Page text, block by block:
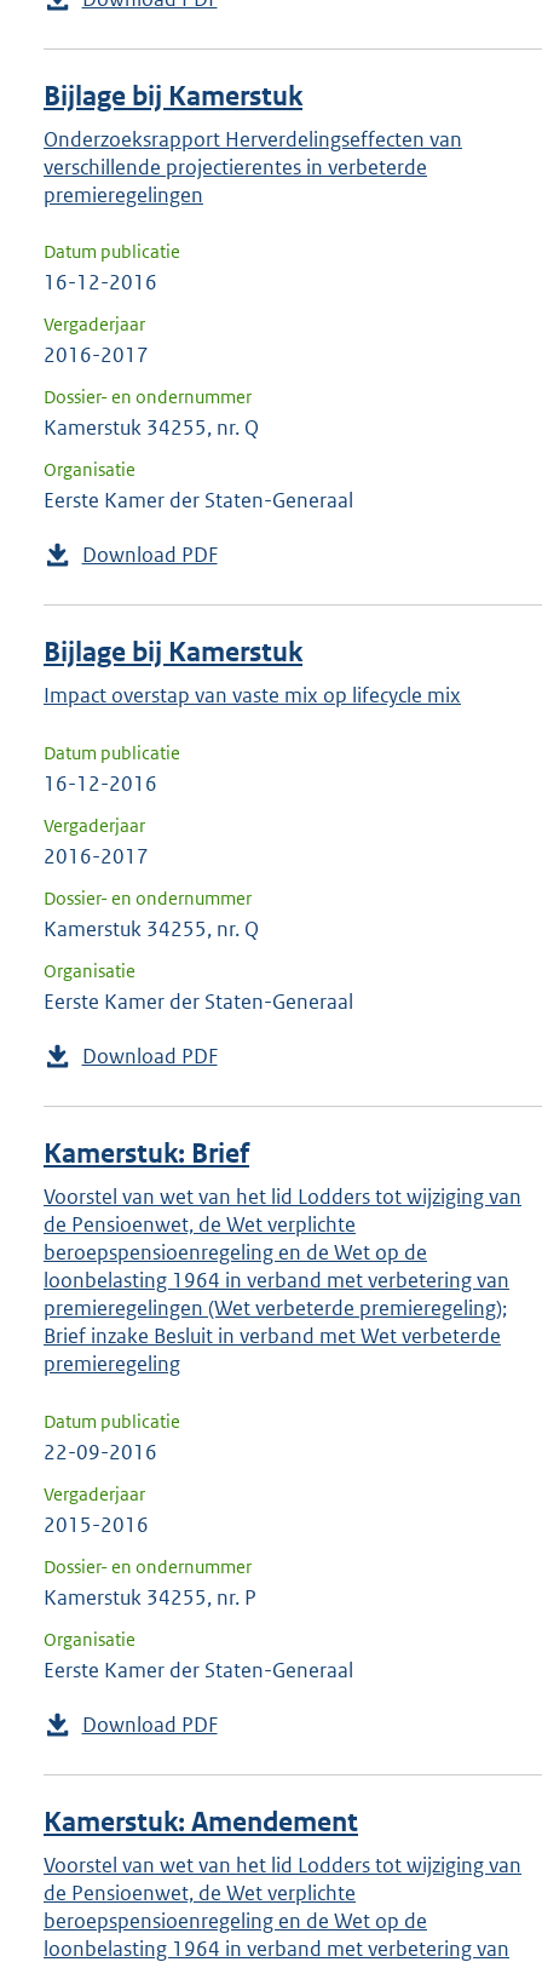
Bijlage bij Kamerstuk
Onderzoeksrapport Herverdelingseffecten van
verschillende projectierentes in verbeterde
premieregelingen
Datum publicatie
16-12-2016
Vergaderjaar
2016-2017
Dossier- en ondernummer
Kamerstuk 34255, nr. Q
Organisatie
Eerste Kamer der Staten-Generaal
Download PDF
Bijlage bij Kamerstuk
Impact overstap van vaste mix op lifecycle mix
Datum publicatie
16-12-2016
Vergaderjaar
2016-2017
Dossier- en ondernummer
Kamerstuk 34255, nr. Q
Organisatie
Eerste Kamer der Staten-Generaal
Download PDF
Kamerstuk: Brief
Voorstel van wet van het lid Lodders tot wijziging van
de Pensioenwet, de Wet verplichte
beroepspensioenregeling en de Wet op de
loonbelasting 1964 in verband met verbetering van
premieregelingen (Wet verbeterde premieregeling);
Brief inzake Besluit in verband met Wet verbeterde
premieregeling
Datum publicatie
22-09-2016
Vergaderjaar
2015-2016
Dossier- en ondernummer
Kamerstuk 34255, nr. P
Organisatie
Eerste Kamer der Staten-Generaal
Download PDF
Kamerstuk: Amendement
Voorstel van wet van het lid Lodders tot wijziging van
de Pensioenwet, de Wet verplichte
beroepspensioenregeling en de Wet op de
loonbelasting 1964 in verband met verbetering van